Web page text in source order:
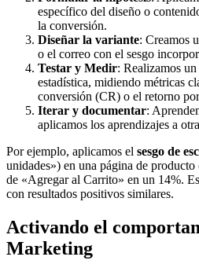
específico del diseño o
la conversión.
Diseñar la variante: Creamos
o el correo con el sesgo
Testar y Medir: Realizamos
estadística, midiendo métricas
conversión (CR) o el retorno
Iterar y documentar:
aplicamos los aprendizajes a
Por ejemplo, aplicamos el sesgo de
unidades») en una página de
de «Agregar al Carrito» en un 14%.
con resultados positivos similares.
Activando el
Marketing